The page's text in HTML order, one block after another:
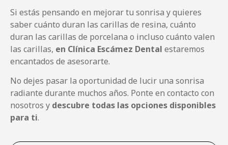
Si estás pensando en mejorar tu sonrisa y quieres
saber cuánto duran las carillas de resina, cuánto
duran las carillas de porcelana o incluso cuánto valen
las carillas, en Clínica Escámez Dental estaremos
encantados de asesorarte.
No dejes pasar la oportunidad de lucir una sonrisa
radiante durante muchos años. Ponte en contacto con
nosotros y descubre todas las opciones disponibles
para ti.